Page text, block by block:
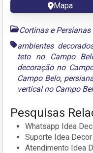
Mapa
Cortinas e
ambientes
teto no Campo
decoração no
Campo Belo,
vertical no Campo
Pesquisas
Whatsapp Idea
Suporte Idea Decor
Atendimento Idea